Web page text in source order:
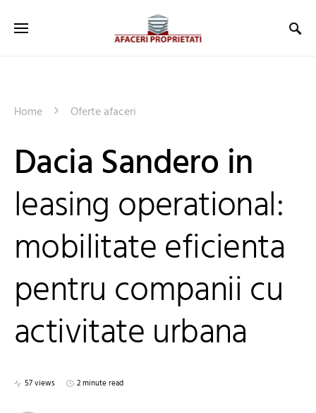
Home Oferte afaceri
Dacia Sandero in
leasing operational:
mobilitate eficienta
pentru companii cu
activitate urbana
57 views 2 minute read